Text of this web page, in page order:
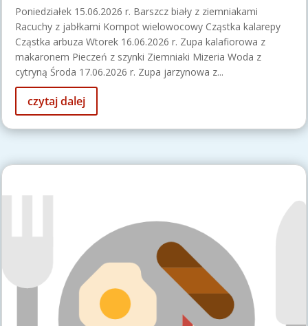
Poniedziałek 15.06.2026 r. Barszcz biały z ziemniakami
Racuchy z jabłkami Kompot wielowocowy Cząstka kalarepy
Cząstka arbuza Wtorek 16.06.2026 r. Zupa kalafiorowa z
makaronem Pieczeń z szynki Ziemniaki Mizeria Woda z
cytryną Środa 17.06.2026 r. Zupa jarzynowa z...
czytaj dalej